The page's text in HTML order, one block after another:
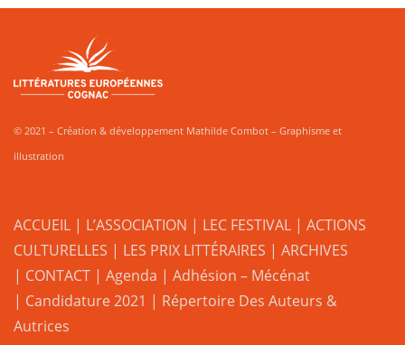
© 2021 – Création & développement Mathilde Combot – Graphisme et
illustration
ACCUEIL | L’ASSOCIATION | LEC FESTIVAL | ACTIONS
CULTURELLES | LES PRIX LITTÉRAIRES | ARCHIVES
| CONTACT | Agenda | Adhésion – Mécénat
| Candidature 2021 | Répertoire Des Auteurs &
Autrices